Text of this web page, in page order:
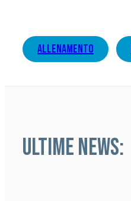
allenamento
ULTIME NEWS: